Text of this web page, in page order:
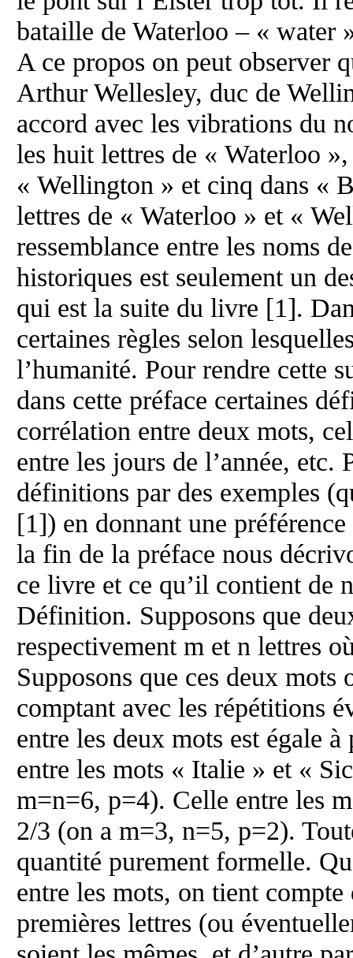
bataille de Waterloo – « water
A ce propos on peut observer
Arthur Wellesley, duc de
accord avec les vibrations du
les huit lettres de « Waterloo
« Wellington » et cinq dans «
lettres de « Waterloo » et «
ressemblance entre les noms
historiques est seulement un
qui est la suite du livre [1].
certaines règles selon
l’humanité. Pour rendre cette
dans cette préface certaines
corrélation entre deux mots,
entre les jours de l’année, etc.
définitions par des exemples
[1]) en donnant une
la fin de la préface nous
ce livre et ce qu’il contient de
Définition. Supposons que
respectivement m et n lettres
Supposons que ces deux
comptant avec les répétitions
entre les deux mots est égale
entre les mots « Italie » et «
m=n=6, p=4). Celle entre les
2/3 (on a m=3, n=5, p=2).
quantité purement formelle.
entre les mots, on tient
premières lettres (ou